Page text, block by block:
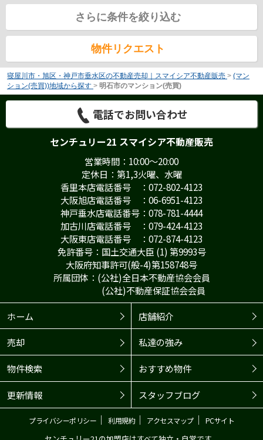
さらに条件を絞り込む
物件リクエスト
寝屋川市・旭区・神戸市垂水区の不動産売却｜スマイシア不動産販売 > (マン
ション(売買))地域から探す > 明石市のマンション(売買)
電話でお問い合わせ
センチュリー21 スマイシア不動産販売
営業時間：10:00～20:00
定休日：第1,3火曜、水曜
香里本店電話番号 ：072-802-4123
大阪旭店電話番号 ：06-6951-4123
神戸垂水店電話番号：078-781-4444
加古川店電話番号 ：079-424-4123
大阪東店電話番号 ：072-874-4123
免許番号：国土交通大臣 (1) 第9993号
大阪府知事許可(般-4)第158748号
所属団体：(公社)全日本不動産協会会員
(公社)不動産保証協会会員
ホーム
店舗紹介
売却 私達の強み
物件検索 おすすめ物件
更新情報 スタッフブログ
プライバシーポリシー ｜ 利用規約｜ アクセスマップ｜ PCサイト